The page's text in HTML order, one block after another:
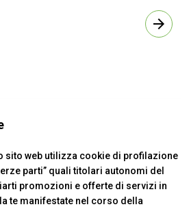
arrow_forward
sito web utilizza cookie di profilazione
parti” quali titolari autonomi del
promozioni e offerte di servizi in
te manifestate nel corso della